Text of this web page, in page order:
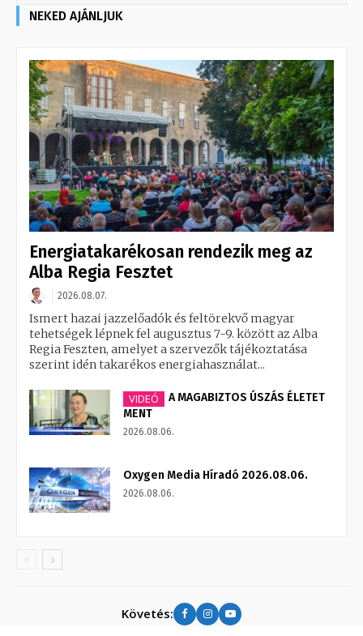
NEKED AJÁNLJUK
Energiatakarékosan rendezik meg az
Alba Regia Fesztet
2026.08.07.
Ismert hazai jazzelőadók és feltörekvő magyar
tehetségek lépnek fel augusztus 7-9. között az Alba
Regia Feszten, amelyet a szervezők tájékoztatása
szerint idén takarékos energiahasználat...
VIDEÓ
A MAGABIZTOS ÚSZÁS ÉLETET
MENT
2026.08.06.
Oxygen Media Híradó 2026.08.06.
2026.08.06.
Követés: